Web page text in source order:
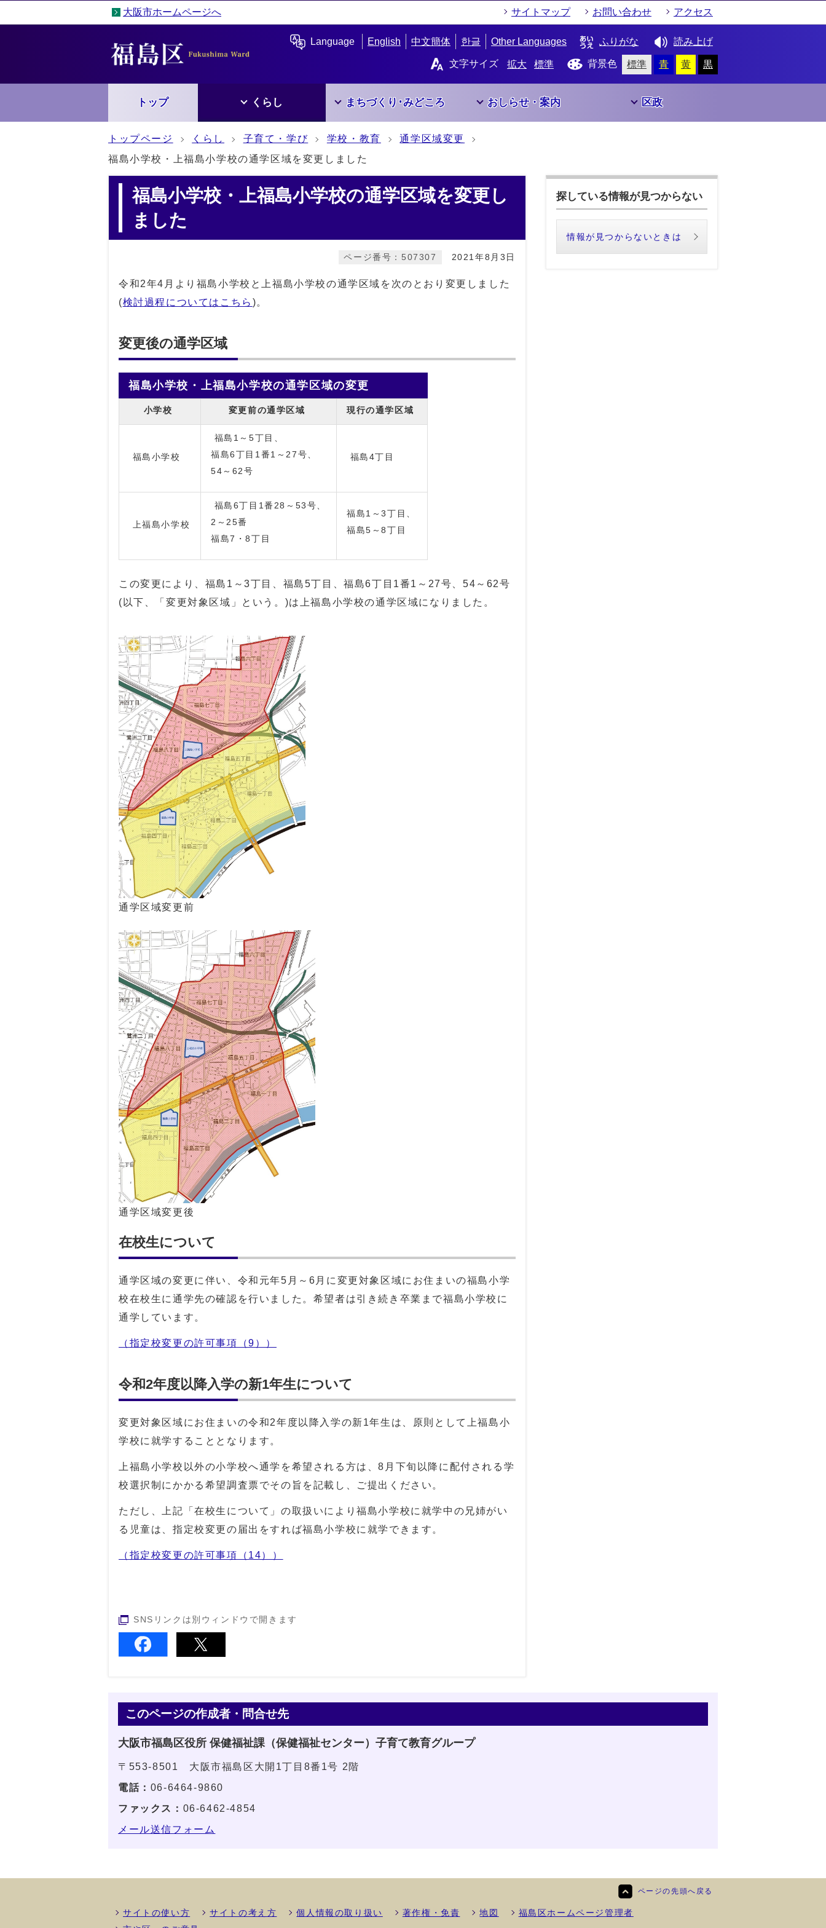
大阪市ホームページへ サイトマップ お問い合わせ アクセス
Language English 中文簡体 한글 Other Languages ふりがな 読み上げ
文字サイズ 拡大 標準 背景色 標準 青 黄 黒
トップ くらし まちづくり･みどころ おしらせ・案内 区政
トップページ くらし 子育て・学び 学校・教育
通学区域変更
福島小学校・上福島小学校の通学区域を変更しました
福島小学校・上福島小学校の通学区域を変更し
ました
2021年8月3日
ページ番号：507307
令和2年4月より福島小学校と上福島小学校の通学区域を次のとおり変更しました
(検討過程についてはこちら )。
変更後の通学区域
福島小学校・上福島小学校の通学区域の変更
小学校 変更前の通学区域 現行の通学区域
福島小学校
福島1～5丁目、
福島6丁目1番1～27号、
54～62号
福島4丁目
上福島小学校
福島6丁目1番28～53号、
2～25番
福島7・8丁目
福島1～3丁目、
福島5～8丁目
この変更により、福島1～3丁目、福島5丁目、福島6丁目1番1～27号、54～62号
(以下、「変更対象区域」という。)は上福島小学校の通学区域になりました。
通学区域変更前
通学区域変更後
在校生について
通学区域の変更に伴い、令和元年5月～6月に変更対象区域にお住まいの福島小学
校在校生に通学先の確認を行いました。希望者は引き続き卒業まで福島小学校に
通学しています。
（指定校変更の許可事項（9））
令和2年度以降入学の新1年生について
変更対象区域にお住まいの令和2年度以降入学の新1年生は、原則として上福島小
学校に就学することとなります。
上福島小学校以外の小学校へ通学を希望される方は、8月下旬以降に配付される学
校選択制にかかる希望調査票でその旨を記載し、ご提出ください。
ただし、上記「在校生について」の取扱いにより福島小学校に就学中の兄姉がい
る児童は、指定校変更の届出をすれば福島小学校に就学できます。
（指定校変更の許可事項（14））
SNSリンクは別ウィンドウで開きます
探している情報が見つからない
情報が見つからないときは
このページの作成者・問合せ先
大阪市福島区役所 保健福祉課（保健福祉センター）子育て教育グループ
〒553-8501 大阪市福島区大開1丁目8番1号 2階
電話： 06-6464-9860
ファックス： 06-6462-4854
メール送信フォーム
ページの先頭へ戻る
サイトの使い方 サイトの考え方 個人情報の取り扱い 著作権・免責 地図
福島区ホームページ管理者